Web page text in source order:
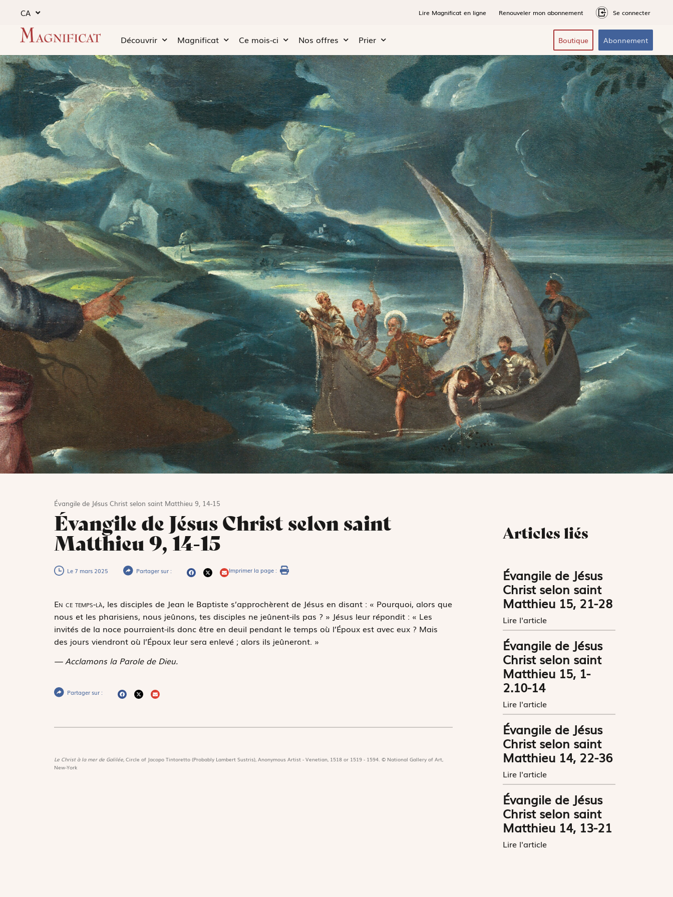
CA Lire Magnificat en ligne Renouveler mon abonnement Se connecter
Découvrir Magnificat Ce mois-ci Nos offres Prier Boutique Abonnement
Évangile de Jésus Christ selon saint Matthieu 9, 14-15
Évangile de Jésus Christ selon saint
Matthieu 9, 14-15
Le 7 mars 2025 Partager sur : Imprimer la page :
En ce temps-là, les disciples de Jean le Baptiste s’approchèrent de Jésus en disant : « Pourquoi, alors que
nous et les pharisiens, nous jeûnons, tes disciples ne jeûnent-ils pas ? » Jésus leur répondit : « Les
invités de la noce pourraient-ils donc être en deuil pendant le temps où l’Époux est avec eux ? Mais
des jours viendront où l’Époux leur sera enlevé ; alors ils jeûneront. »
— Acclamons la Parole de Dieu.
Partager sur :
Le Christ à la mer de Galilée, Circle of Jacopo Tintoretto (Probably Lambert Sustris), Anonymous Artist - Venetian, 1518 or 1519 - 1594. © National Gallery of Art,
New-York
Articles liés
Évangile de Jésus
Christ selon saint
Matthieu 15, 21-28
Lire l'article
Évangile de Jésus
Christ selon saint
Matthieu 15, 1-
2.10-14
Lire l'article
Évangile de Jésus
Christ selon saint
Matthieu 14, 22-36
Lire l'article
Évangile de Jésus
Christ selon saint
Matthieu 14, 13-21
Lire l'article